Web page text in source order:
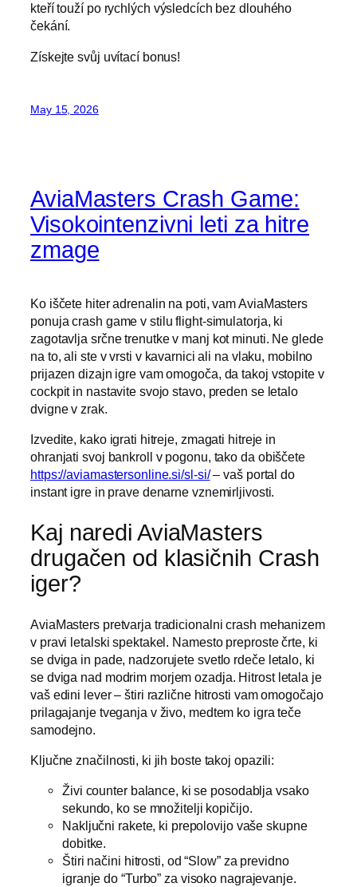
kteří touží po rychlých výsledcích bez dlouhého
čekání.
Získejte svůj uvítací bonus!
May 15, 2026
AviaMasters Crash Game:
Visokointenzivni leti za hitre
zmage
Ko iščete hiter adrenalin na poti, vam AviaMasters
ponuja crash game v stilu flight‑simulatorja, ki
zagotavlja srčne trenutke v manj kot minuti. Ne glede
na to, ali ste v vrsti v kavarnici ali na vlaku, mobilno
prijazen dizajn igre vam omogoča, da takoj vstopite v
cockpit in nastavite svojo stavo, preden se letalo
dvigne v zrak.
Izvedite, kako igrati hitreje, zmagati hitreje in
ohranjati svoj bankroll v pogonu, tako da obiščete
https://aviamastersonline.si/sl-si/– vaš portal do
instant igre in prave denarne vznemirljivosti.
Kaj naredi AviaMasters
drugačen od klasičnih Crash
iger?
AviaMasters pretvarja tradicionalni crash mehanizem
v pravi letalski spektakel. Namesto preproste črte, ki
se dviga in pade, nadzorujete svetlo rdeče letalo, ki
se dviga nad modrim morjem ozadja. Hitrost letala je
vaš edini lever – štiri različne hitrosti vam omogočajo
prilagajanje tveganja v živo, medtem ko igra teče
samodejno.
Ključne značilnosti, ki jih boste takoj opazili:
Živi counter balance, ki se posodablja vsako
sekundo, ko se množitelji kopičijo.
Naključni rakete, ki prepolovijo vaše skupne
dobitke.
Štiri načini hitrosti, od “Slow” za previdno
igranje do “Turbo” za visoko nagrajevanje.